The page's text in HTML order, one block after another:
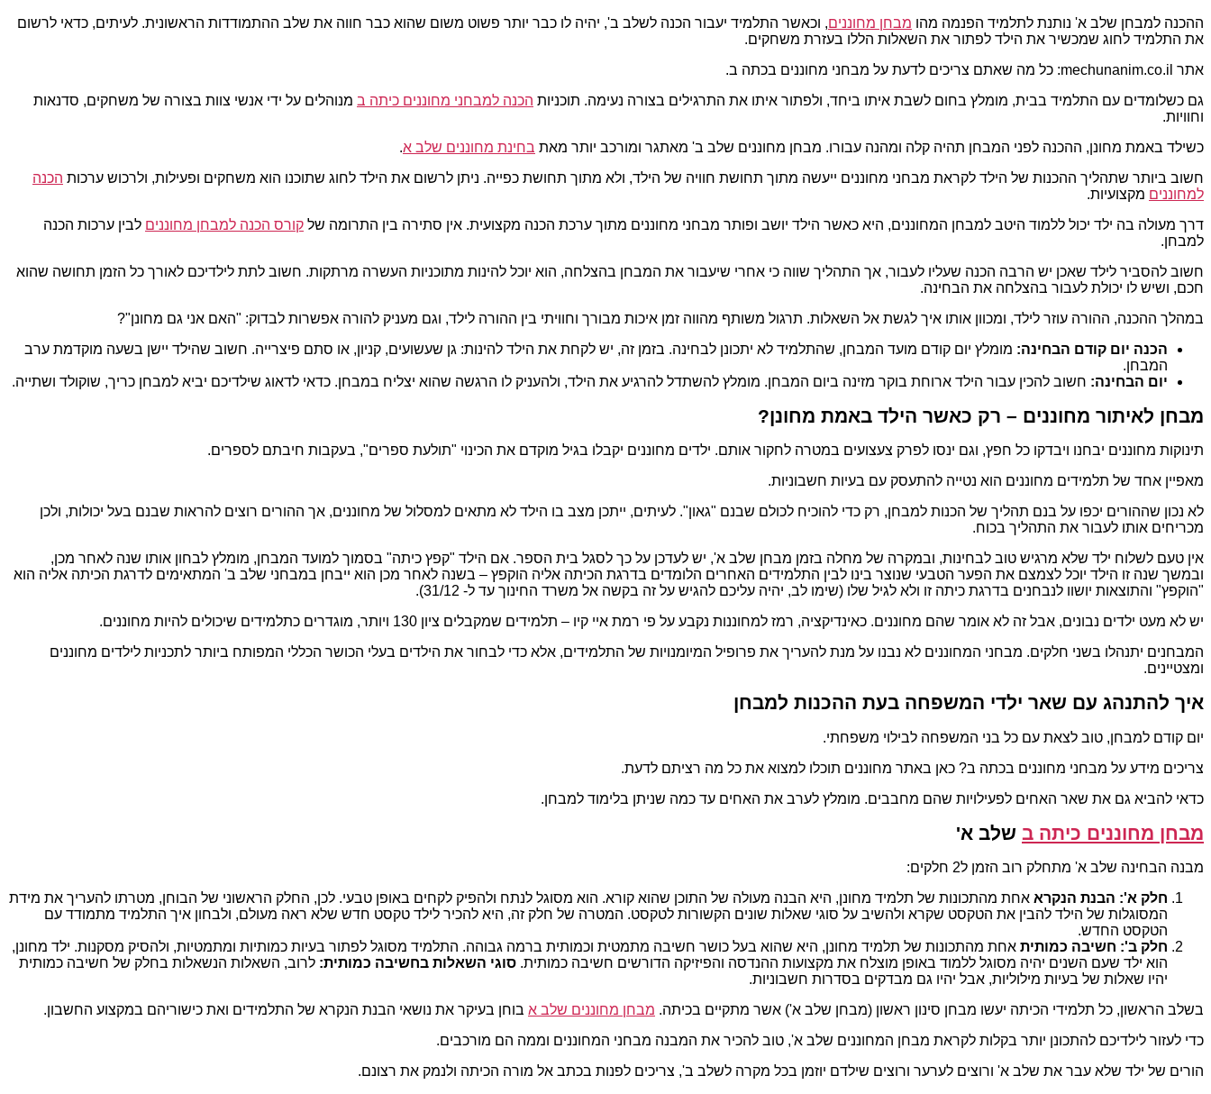
ההכנה למבחן שלב א' נותנת לתלמיד הפנמה מהו מבחן מחוננים, וכאשר התלמיד יעבור הכנה לשלב ב', יהיה לו כבר יותר פשוט משום שהוא כבר חווה את שלב ההתמודדות הראשונית. לעיתים, כדאי לרשום
את התלמיד לחוג שמכשיר את הילד לפתור את השאלות הללו בעזרת משחקים.
אתר mechunanim.co.il: כל מה שאתם צריכים לדעת על מבחני מחוננים בכתה ב.
גם כשלומדים עם התלמיד בבית, מומלץ בחום לשבת איתו ביחד, ולפתור איתו את התרגילים בצורה נעימה. תוכניות הכנה למבחני מחוננים כיתה ב מנוהלים על ידי אנשי צוות בצורה של משחקים, סדנאות
וחוויות.
כשילד באמת מחונן, ההכנה לפני המבחן תהיה קלה ומהנה עבורו. מבחן מחוננים שלב ב' מאתגר ומורכב יותר מאת בחינת מחוננים שלב א.
חשוב ביותר שתהליך ההכנות של הילד לקראת מבחני מחוננים ייעשה מתוך תחושת חוויה של הילד, ולא מתוך תחושת כפייה. ניתן לרשום את הילד לחוג שתוכנו הוא משחקים ופעילות, ולרכוש ערכות הכנה
למחוננים מקצועיות.
דרך מעולה בה ילד יכול ללמוד היטב למבחן המחוננים, היא כאשר הילד יושב ופותר מבחני מחוננים מתוך ערכת הכנה מקצועית. אין סתירה בין התרומה של קורס הכנה למבחן מחוננים לבין ערכות הכנה
למבחן.
חשוב להסביר לילד שאכן יש הרבה הכנה שעליו לעבור, אך התהליך שווה כי אחרי שיעבור את המבחן בהצלחה, הוא יוכל להינות מתוכניות העשרה מרתקות. חשוב לתת לילדיכם לאורך כל הזמן תחושה שהוא
חכם, ושיש לו יכולת לעבור בהצלחה את הבחינה.
במהלך ההכנה, ההורה עוזר לילד, ומכוון אותו איך לגשת אל השאלות. תרגול משותף מהווה זמן איכות מבורך וחוויתי בין ההורה לילד, וגם מעניק להורה אפשרות לבדוק: "האם אני גם מחונן"?
הכנה יום קודם הבחינה: מומלץ יום קודם מועד המבחן, שהתלמיד לא יתכונן לבחינה. בזמן זה, יש לקחת את הילד להינות: גן שעשועים, קניון, או סתם פיצרייה. חשוב שהילד יישן בשעה מוקדמת ערב
המבחן.
יום הבחינה: חשוב להכין עבור הילד ארוחת בוקר מזינה ביום המבחן. מומלץ להשתדל להרגיע את הילד, ולהעניק לו הרגשה שהוא יצליח במבחן. כדאי לדאוג שילדיכם יביא למבחן כריך, שוקולד ושתייה.
מבחן לאיתור מחוננים – רק כאשר הילד באמת מחונן?
תינוקות מחוננים יבחנו ויבדקו כל חפץ, וגם ינסו לפרק צעצועים במטרה לחקור אותם. ילדים מחוננים יקבלו בגיל מוקדם את הכינוי "תולעת ספרים", בעקבות חיבתם לספרים.
מאפיין אחד של תלמידים מחוננים הוא נטייה להתעסק עם בעיות חשבוניות.
לא נכון שההורים יכפו על בנם תהליך של הכנות למבחן, רק כדי להוכיח לכולם שבנם "גאון". לעיתים, ייתכן מצב בו הילד לא מתאים למסלול של מחוננים, אך ההורים רוצים להראות שבנם בעל יכולות, ולכן
מכריחים אותו לעבור את התהליך בכוח.
אין טעם לשלוח ילד שלא מרגיש טוב לבחינות, ובמקרה של מחלה בזמן מבחן שלב א', יש לעדכן על כך לסגל בית הספר. אם הילד "קפץ כיתה" בסמוך למועד המבחן, מומלץ לבחון אותו שנה לאחר מכן,
ובמשך שנה זו הילד יוכל לצמצם את הפער הטבעי שנוצר בינו לבין התלמידים האחרים הלומדים בדרגת הכיתה אליה הוקפץ – בשנה לאחר מכן הוא ייבחן במבחני שלב ב' המתאימים לדרגת הכיתה אליה הוא
"הוקפץ" והתוצאות יושוו לנבחנים בדרגת כיתה זו ולא לגיל שלו (שימו לב, יהיה עליכם להגיש על זה בקשה אל משרד החינוך עד ל- 31/12).
יש לא מעט ילדים נבונים, אבל זה לא אומר שהם מחוננים. כאינדיקציה, רמז למחוננות נקבע על פי רמת איי קיו – תלמידים שמקבלים ציון 130 ויותר, מוגדרים כתלמידים שיכולים להיות מחוננים.
המבחנים יתנהלו בשני חלקים. מבחני המחוננים לא נבנו על מנת להעריך את פרופיל המיומנויות של התלמידים, אלא כדי לבחור את הילדים בעלי הכושר הכללי המפותח ביותר לתכניות לילדים מחוננים
ומצטיינים.
איך להתנהג עם שאר ילדי המשפחה בעת ההכנות למבחן
יום קודם למבחן, טוב לצאת עם כל בני המשפחה לבילוי משפחתי.
צריכים מידע על מבחני מחוננים בכתה ב? כאן באתר מחוננים תוכלו למצוא את כל מה רציתם לדעת.
כדאי להביא גם את שאר האחים לפעילויות שהם מחבבים. מומלץ לערב את האחים עד כמה שניתן בלימוד למבחן.
מבחן מחוננים כיתה ב שלב א'
מבנה הבחינה שלב א' מתחלק רוב הזמן ל2 חלקים:
חלק א': הבנת הנקרא אחת מהתכונות של תלמיד מחונן, היא הבנה מעולה של התוכן שהוא קורא. הוא מסוגל לנתח ולהפיק לקחים באופן טבעי. לכן, החלק הראשוני של הבוחן, מטרתו להעריך את מידת
המסוגלות של הילד להבין את הטקסט שקרא ולהשיב על סוגי שאלות שונים הקשורות לטקסט. המטרה של חלק זה, היא להכיר לילד טקסט חדש שלא ראה מעולם, ולבחון איך התלמיד מתמודד עם
הטקסט החדש.
חלק ב': חשיבה כמותית אחת מהתכונות של תלמיד מחונן, היא שהוא בעל כושר חשיבה מתמטית וכמותית ברמה גבוהה. התלמיד מסוגל לפתור בעיות כמותיות ומתמטיות, ולהסיק מסקנות. ילד מחונן,
הוא ילד שעם השנים יהיה מסוגל ללמוד באופן מוצלח את מקצועות ההנדסה והפיזיקה הדורשים חשיבה כמותית. סוגי השאלות בחשיבה כמותית: לרוב, השאלות הנשאלות בחלק של חשיבה כמותית
יהיו שאלות של בעיות מילוליות, אבל יהיו גם מבדקים בסדרות חשבוניות.
בשלב הראשון, כל תלמידי הכיתה יעשו מבחן סינון ראשון (מבחן שלב א') אשר מתקיים בכיתה. מבחן מחוננים שלב א בוחן בעיקר את נושאי הבנת הנקרא של התלמידים ואת כישוריהם במקצוע החשבון.
כדי לעזור לילדיכם להתכונן יותר בקלות לקראת מבחן המחוננים שלב א', טוב להכיר את המבנה מבחני המחוננים וממה הם מורכבים.
הורים של ילד שלא עבר את שלב א' ורוצים לערער ורוצים שילדם יוזמן בכל מקרה לשלב ב', צריכים לפנות בכתב אל מורה הכיתה ולנמק את רצונם.